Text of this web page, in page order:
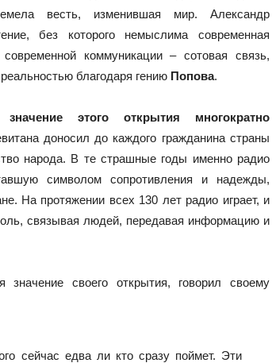
весть, изменившая мир. Александр
без которого немыслима современная
коммуникации – сотовая связь,
благодаря гению Попова.
этого открытия многократно
доносил до каждого гражданина страны
народа. В те страшные годы именно радио
символом сопротивления и надежды,
На протяжении всех 130 лет радио играет, и
связывая людей, передавая информацию и
значение своего открытия, говорил своему
сейчас едва ли кто сразу поймет. Эти